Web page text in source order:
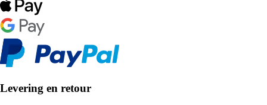
Levering en retour